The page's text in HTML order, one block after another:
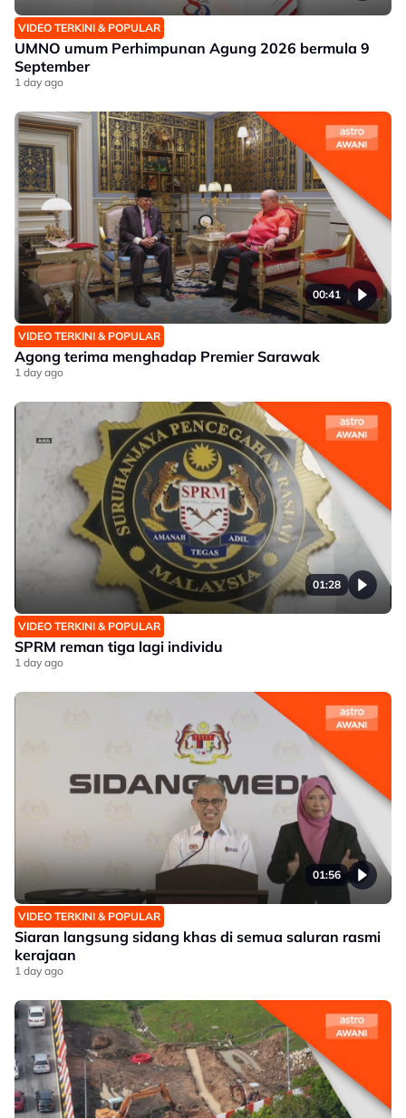
VIDEO TERKINI & POPULAR
UMNO umum Perhimpunan Agung 2026 bermula 9
September
1 day ago
00:41
VIDEO TERKINI & POPULAR
Agong terima menghadap Premier Sarawak
1 day ago
01:28
VIDEO TERKINI & POPULAR
SPRM reman tiga lagi individu
1 day ago
01:56
VIDEO TERKINI & POPULAR
Siaran langsung sidang khas di semua saluran rasmi
kerajaan
1 day ago